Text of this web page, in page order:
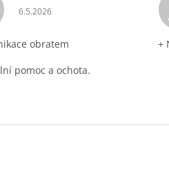
Hodnocení obchodu je 5 z 5
6.5.2026
obratem
pomoc a ochota.
+